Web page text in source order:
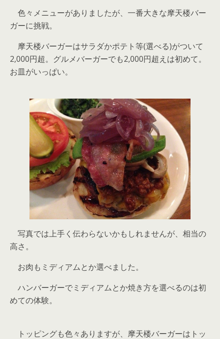
色々メニューがありましたが、一番大きな摩天楼バー
ガーに挑戦。
摩天楼バーガーはサラダかポテト等(選べる)がついて
2,000円超。グルメバーガーでも2,000円超えは初めて。
お皿がいっぱい。
写真では上手く伝わらないかもしれませんが、相当の
高さ。
お肉もミディアムとか選べました。
ハンバーガーでミディアムとか焼き方を選べるのは初
めての体験。
トッピングも色々ありますが、摩天楼バーガーはトッ